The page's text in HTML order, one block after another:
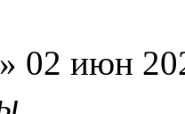
» 02 июн